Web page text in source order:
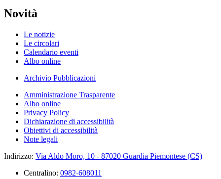
Novità
Le notizie
Le circolari
Calendario eventi
Albo online
Archivio Pubblicazioni
Amministrazione Trasparente
Albo online
Privacy Policy
Dichiarazione di accessibilità
Obiettivi di accessibilità
Note legali
Indirizzo: Via Aldo Moro, 10 - 87020 Guardia Piemontese (CS)
Centralino: 0982-608011